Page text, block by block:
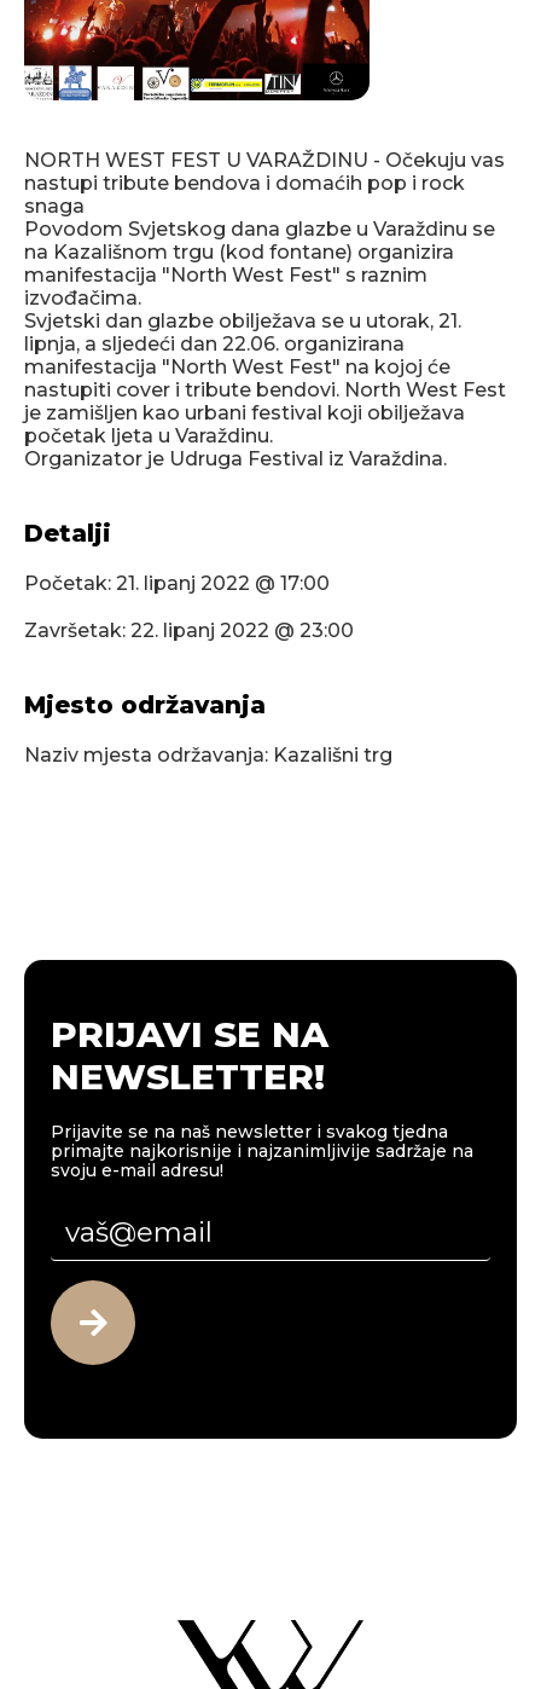
NORTH WEST FEST U VARAŽDINU - Očekuju vas
nastupi tribute bendova i domaćih pop i rock
snaga
Povodom Svjetskog dana glazbe u Varaždinu se
na Kazališnom trgu (kod fontane) organizira
manifestacija "North West Fest" s raznim
izvođačima.
Svjetski dan glazbe obilježava se u utorak, 21.
lipnja, a sljedeći dan 22.06. organizirana
manifestacija "North West Fest" na kojoj će
nastupiti cover i tribute bendovi. North West Fest
je zamišljen kao urbani festival koji obilježava
početak ljeta u Varaždinu.
Organizator je Udruga Festival iz Varaždina.
Detalji
Početak: 21. lipanj 2022 @ 17:00
Završetak: 22. lipanj 2022 @ 23:00
Mjesto održavanja
Naziv mjesta održavanja: Kazališni trg
PRIJAVI SE NA
NEWSLETTER!
Prijavite se na naš newsletter i svakog tjedna
primajte najkorisnije i najzanimljivije sadržaje na
svoju e-mail adresu!